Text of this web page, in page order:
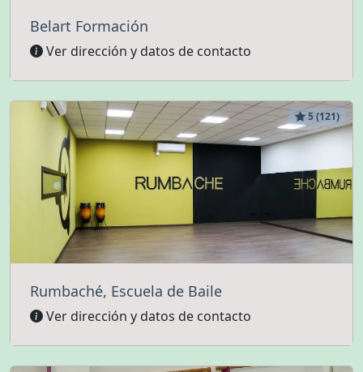
Belart Formación
Ver dirección y datos de contacto
5 (121)
Rumbaché, Escuela de Baile
Ver dirección y datos de contacto